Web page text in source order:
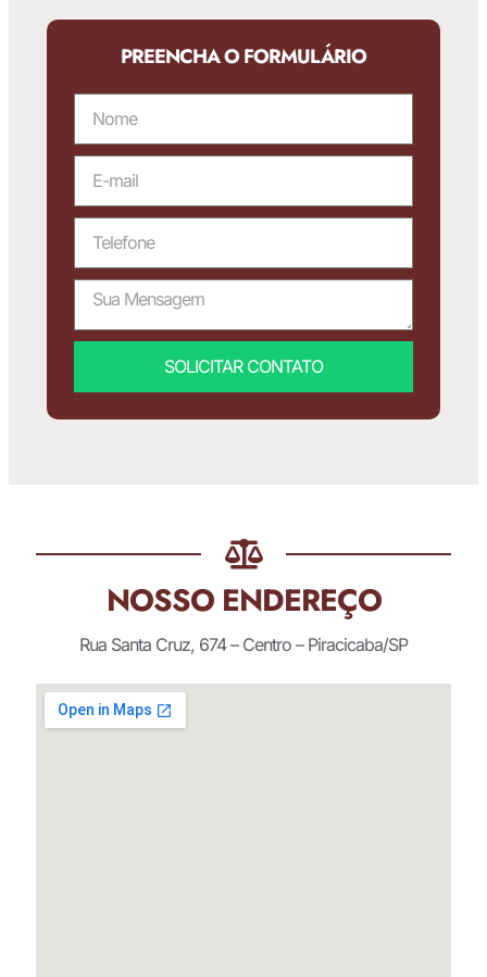
PREENCHA O FORMULÁRIO
SOLICITAR CONTATO
NOSSO ENDEREÇO
Rua Santa Cruz, 674 – Centro – Piracicaba/SP